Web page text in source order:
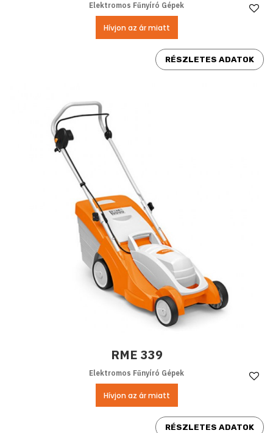
Elektromos Fűnyíró Gépek
Hívjon az ár miatt
RÉSZLETES ADATOK
RME 339
Elektromos Fűnyíró Gépek
Hívjon az ár miatt
RÉSZLETES ADATOK